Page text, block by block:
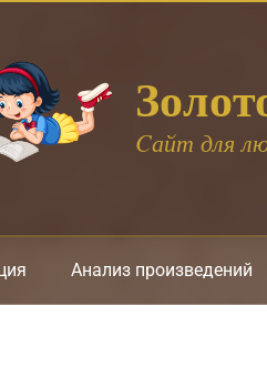
Cайт для
Анализ произведений